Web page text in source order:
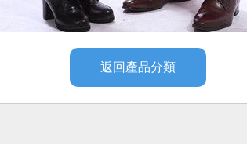
返回產品分類